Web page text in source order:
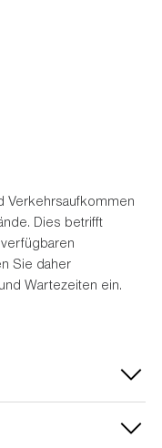
Verkehrsaufkommen
Dies betrifft
Sie daher
Wartezeiten ein.